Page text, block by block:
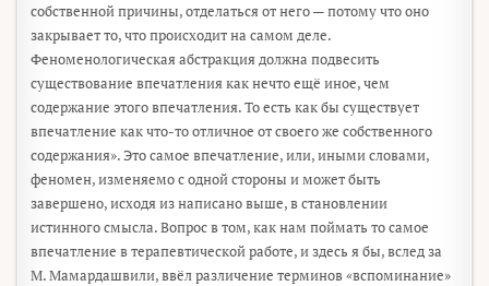
собственной причины, отделаться от него — потому что оно
закрывает то, что происходит на самом деле.
Феноменологическая абстракция должна подвесить
существование впечатления как нечто ещё иное, чем
содержание этого впечатления. То есть как бы существует
впечатление как что-то отличное от своего же собственного
содержания». Это самое впечатление, или, иными словами,
феномен, изменяемо с одной стороны и может быть
завершено, исходя из написано выше, в становлении
истинного смысла. Вопрос в том, как нам поймать то самое
впечатление в терапевтической работе, и здесь я бы, вслед за
М. Мамардашвили, ввёл различение терминов «вспоминание»